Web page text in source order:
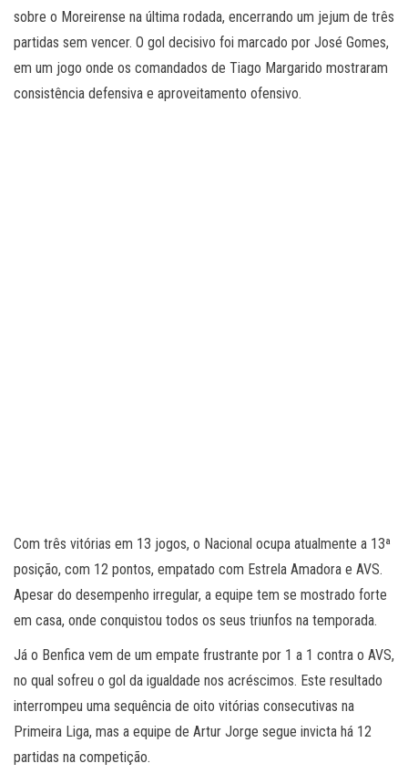
sobre o Moreirense na última rodada, encerrando um jejum de três
partidas sem vencer. O gol decisivo foi marcado por José Gomes,
em um jogo onde os comandados de Tiago Margarido mostraram
consistência defensiva e aproveitamento ofensivo.
Com três vitórias em 13 jogos, o Nacional ocupa atualmente a 13ª
posição, com 12 pontos, empatado com Estrela Amadora e AVS.
Apesar do desempenho irregular, a equipe tem se mostrado forte
em casa, onde conquistou todos os seus triunfos na temporada.
Já o Benfica vem de um empate frustrante por 1 a 1 contra o AVS,
no qual sofreu o gol da igualdade nos acréscimos. Este resultado
interrompeu uma sequência de oito vitórias consecutivas na
Primeira Liga, mas a equipe de Artur Jorge segue invicta há 12
partidas na competição.